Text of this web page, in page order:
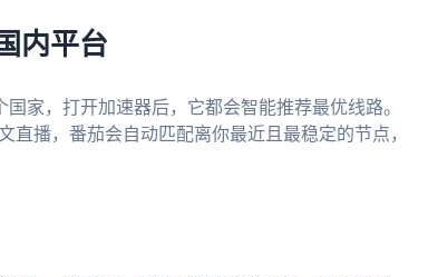
内平台
家，打开加速器后，它都会智能推荐最优线路。
直播，番茄会自动匹配离你最近且最稳定的节点，